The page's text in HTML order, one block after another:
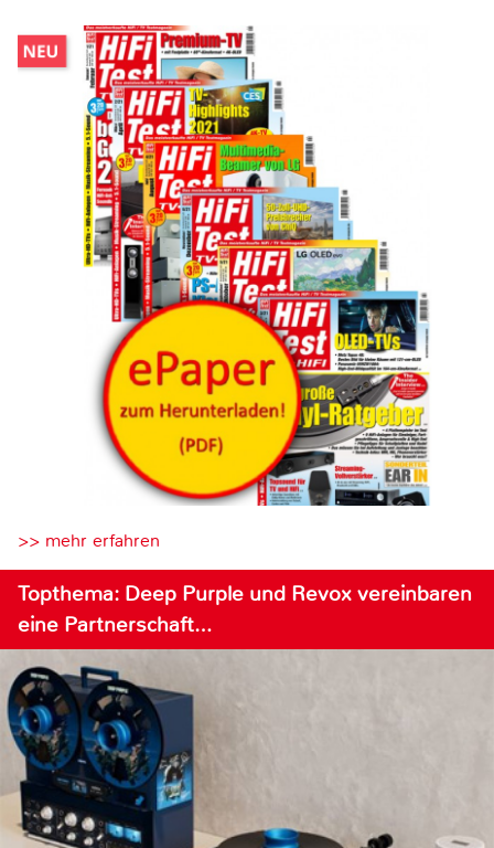
>> mehr erfahren
Topthema: Deep Purple und Revox vereinbaren
eine Partnerschaft…